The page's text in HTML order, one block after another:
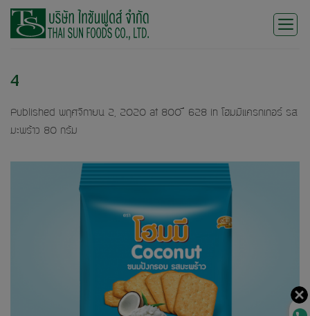
Skip
4
Published พฤศจิกายน 2, 2020 at 800 × 628 in โฮมมีแครกเกอร์ รส
มะพร้าว 80 กรัม